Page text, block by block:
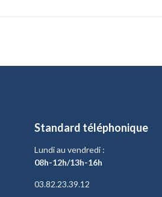
Standard téléphonique
Lundi au vendredi :
08h-12h/13h-16h
03.82.23.39.12